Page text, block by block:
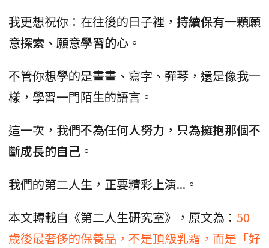
我更想祝你：在往後的日子裡， 持續保有一顆願
意探索、願意學習的心 。
不管你想學的是畫畫、寫字、彈琴，還是像我一
樣，學習一門陌生的語言。
這一次，我們不為任何人努力，只為擁抱那個不
斷成長的自己 。
我們的第二人生，正要精彩上演...。
本文轉載自《第二人生研究室》，原文為： 50
歲後最奢侈的保養品，不是頂級乳霜，而是「好